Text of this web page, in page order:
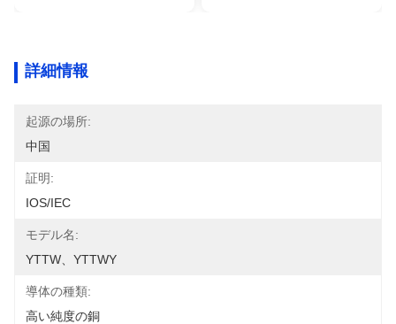
詳細情報
起源の場所:
中国
証明:
IOS/IEC
モデル名:
YTTW、YTTWY
導体の種類:
高い純度の銅